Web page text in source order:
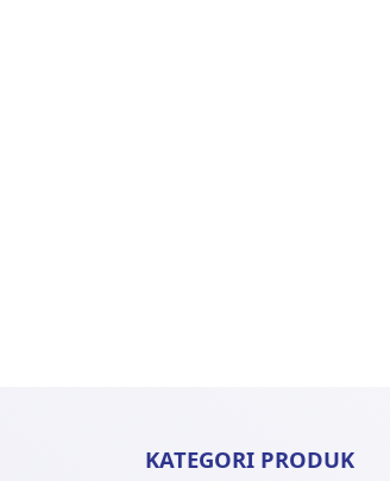
KATEGORI PRODUK